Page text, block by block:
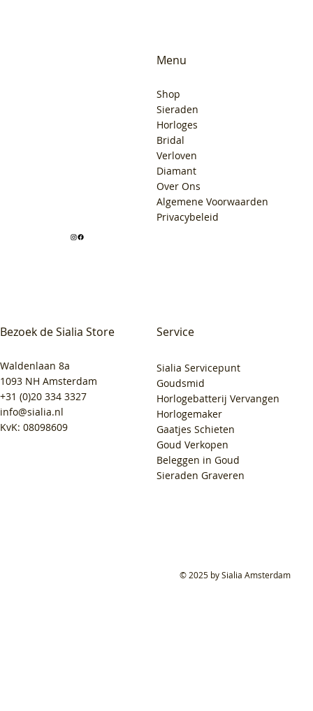
Bezoek de Sialia Store
Waldenlaan 8a
1093 NH Amsterdam
+31 (0)20 334 3327
info@sialia.nl
KvK: 08098609
Menu
Shop
Sieraden
Horloges
Bridal
Verloven
Diamant
Over Ons
Algemene Voorwaarden
Privacybeleid
Service
Sialia Servicepunt
Goudsmid
Horlogebatterij Vervangen
Horlogemaker
Gaatjes Schieten
Goud Verkopen
Beleggen in Goud
Sieraden Graveren
© 2025 by Sialia Amsterdam